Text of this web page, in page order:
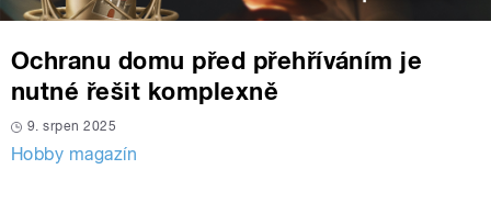
Ochranu domu před přehříváním je
nutné řešit komplexně
9. srpen 2025
Hobby magazín